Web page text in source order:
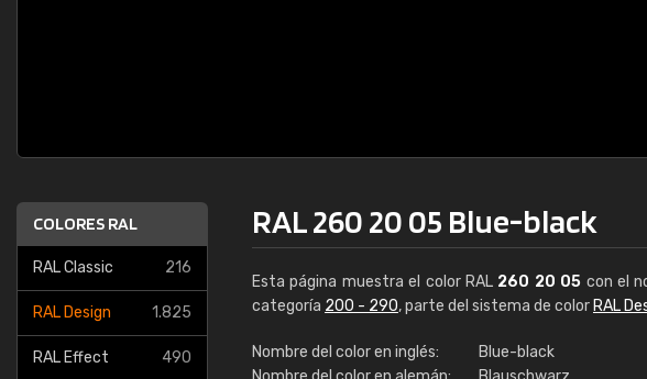
COLORES RAL
RAL Classic 216
RAL Design 1.825
RAL Effect 490
RAL 260 20 05 Blue-black
Esta página muestra el color RAL 260 20 05 con el
categoría 200 - 290, parte del sistema de color RAL
Nombre del color en inglés:
Blue-black